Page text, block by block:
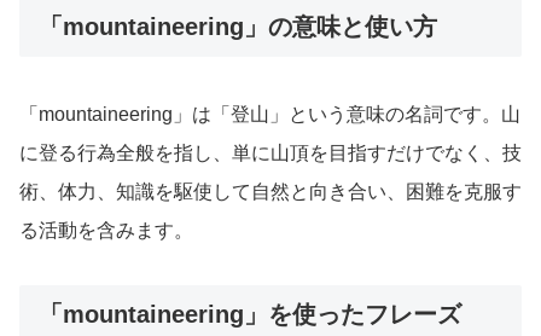
「mountaineering」の意味と使い方
「mountaineering」は「登山」という意味の名詞です。山
に登る行為全般を指し、単に山頂を目指すだけでなく、技
術、体力、知識を駆使して自然と向き合い、困難を克服す
る活動を含みます。
「mountaineering」を使ったフレーズ